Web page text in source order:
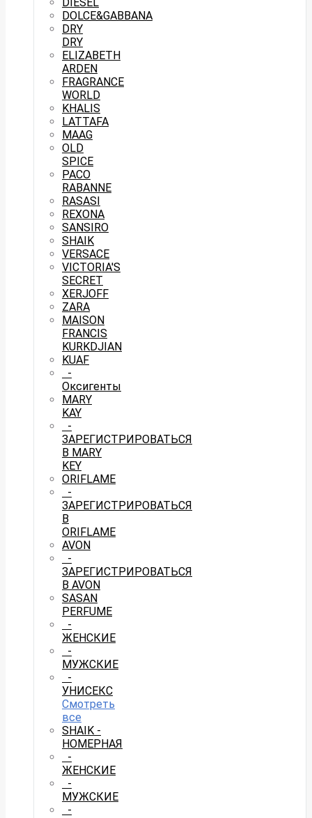
DOLCE&GABBANA
DRY
DRY
ELIZABETH
ARDEN
FRAGRANCE
WORLD
KHALIS
LATTAFA
MAAG
OLD
SPICE
PACO
RABANNE
RASASI
REXONA
SANSIRO
SHAIK
VERSACE
VICTORIA'S
SECRET
XERJOFF
ZARA
MAISON
FRANCIS
KURKDJIAN
KUAF
-
Оксигенты
MARY
KAY
-
ЗАРЕГИСТРИРОВАТЬСЯ
В MARY
KEY
ORIFLAME
-
ЗАРЕГИСТРИРОВАТЬСЯ
В
ORIFLAME
AVON
-
ЗАРЕГИСТРИРОВАТЬСЯ
В AVON
SASAN
PERFUME
-
ЖЕНСКИЕ
-
МУЖСКИЕ
-
УНИСЕКС
Смотреть
все
SHAIK -
НОМЕРНАЯ
-
ЖЕНСКИЕ
-
МУЖСКИЕ
-